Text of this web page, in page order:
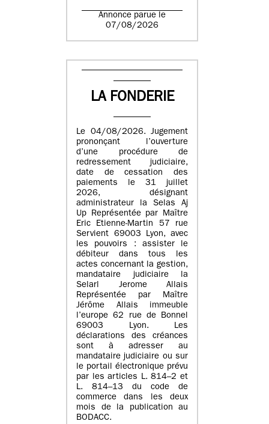
Annonce parue le
07/08/2026
LA FONDERIE
Le 04/08/2026. Jugement
prononçant l’ouverture
d’une procédure de
redressement judiciaire,
date de cessation des
paiements le 31 juillet
2026, désignant
administrateur la Selas Aj
Up Représentée par Maître
Eric Etienne-Martin 57 rue
Servient 69003 Lyon, avec
les pouvoirs : assister le
débiteur dans tous les
actes concernant la gestion,
mandataire judiciaire la
Selarl Jerome Allais
Représentée par Maître
Jérôme Allais immeuble
l’europe 62 rue de Bonnel
69003 Lyon. Les
déclarations des créances
sont à adresser au
mandataire judiciaire ou sur
le portail électronique prévu
par les articles L. 814–2 et
L. 814–13 du code de
commerce dans les deux
mois de la publication au
BODACC.